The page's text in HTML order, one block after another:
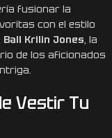
fusionar la
con el estilo
Ball Krilin Jones, la
de los aficionados
Vestir Tu